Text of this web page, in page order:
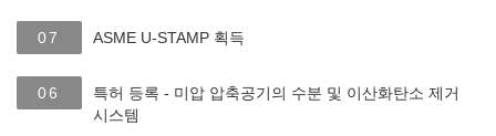
07 ASME U-STAMP 획득
06
특허 등록 - 미압 압축공기의 수분 및 이산화탄소 제거
시스템